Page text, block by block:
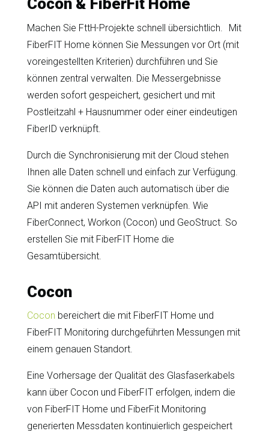
Cocon & FiberFit Home
Machen Sie FttH-Projekte schnell übersichtlich. Mit
FiberFIT Home können Sie Messungen vor Ort (mit
voreingestellten Kriterien) durchführen und Sie
können zentral verwalten. Die Messergebnisse
werden sofort gespeichert, gesichert und mit
Postleitzahl + Hausnummer oder einer eindeutigen
FiberID verknüpft.
Durch die Synchronisierung mit der Cloud stehen
Ihnen alle Daten schnell und einfach zur Verfügung.
Sie können die Daten auch automatisch über die
API mit anderen Systemen verknüpfen. Wie
FiberConnect, Workon (Cocon) und GeoStruct. So
erstellen Sie mit FiberFIT Home die
Gesamtübersicht.
Cocon
Cocon bereichert die mit FiberFIT Home und
FiberFIT Monitoring durchgeführten Messungen mit
einem genauen Standort.
Eine Vorhersage der Qualität des Glasfaserkabels
kann über Cocon und FiberFIT erfolgen, indem die
von FiberFIT Home und FiberFit Monitoring
generierten Messdaten kontinuierlich gespeichert